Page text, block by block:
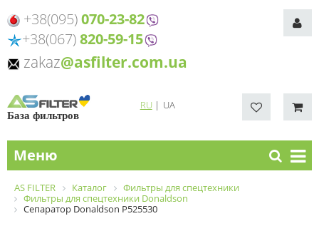
+38(095)070-23-82
+38(067)820-59-15
zakaz@asfilter.com.ua
База фильтров
RU| UA
Меню
AS FILTER Каталог
Фильтры для спецтехники
Фильтры для спецтехники Donaldson
Сепаратор Donaldson P525530